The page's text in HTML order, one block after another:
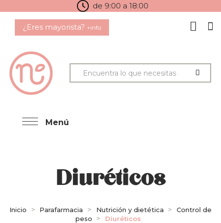
de 9:00 a 18:00
¿Eres mayorista? +info
Menú
Diuréticos
Inicio Parafarmacia Nutrición y dietética
Control de
peso
Diuréticos